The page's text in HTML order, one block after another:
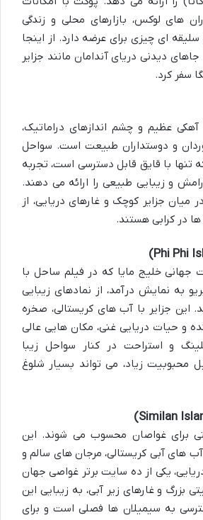
های لوکس، بازارهای محلی و زندگی
سلیقه ای چیزی برای عرضه دارد. از اینجا
جاهای دیدنی دریای آندامان مانند جزایر
سفر کرد.
عظیم و چشم اندازهای دراماتیک،
و دوستداران طبیعت است. سواحل
تنها با قایق قابل دسترسی است، تجربه
و زیبایی طبیعی را ارائه می دهند.
میان جزایر کوچک و غارهای دریایی، از
در کرابی هستند.
جهانی خلیج مایا که در فیلم ساحل با
به نمایش درآمد، از نمادهای زیبایی
این جزایر با آب های کریستالی، صخره
و حیات دریایی غنی، مکان هایی عالی
و استراحت در کنار سواحل زیبا
محبوبیت زیاد، می تواند بسیار شلوغ
برای غواصان محسوب می شوند. این
آب های آبی کریستالی، مرجان های سالم و
یکی از ده سایت برتر غواصی جهان
بزرگ و غارهای زیر آبی، به زیبایی این
به سیمیلان ها فصلی است و برای